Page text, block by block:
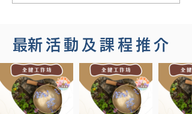
​最新活動及課程推介